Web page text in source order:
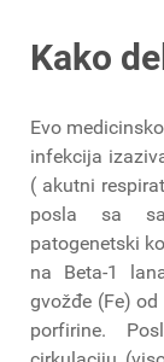
Kako
Evo
infekcija
( akutni
posla sa
patogenetski
na Beta-1
gvožđe (Fe)
porfirine.